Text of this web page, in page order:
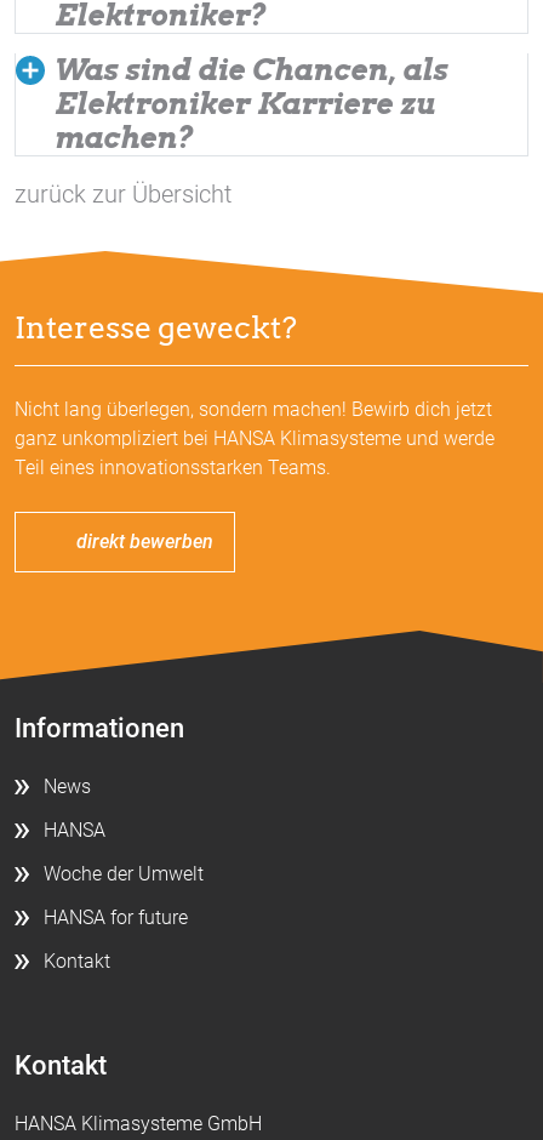
Elektroniker?
Was sind die Chancen, als
Elektroniker Karriere zu
machen?
zurück zur Übersicht
Interesse geweckt?
Nicht lang überlegen, sondern machen! Bewirb dich jetzt
ganz unkompliziert bei HANSA Klimasysteme und werde
Teil eines innovationsstarken Teams.
direkt bewerben
Informationen
News
HANSA
Woche der Umwelt
HANSA for future
Kontakt
Kontakt
HANSA Klimasysteme GmbH